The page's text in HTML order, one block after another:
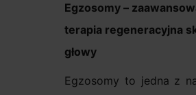
Egzosomy –
terapia regeneracyjna
głowy
Egzosomy to jedna z